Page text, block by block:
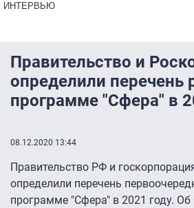
ИНТЕРВЬЮ
Правительство и
определили перечень
программе "Сфера" в
08.12.2020 13:44
Правительство РФ и
определили перечень
программе "Сфера" в 2021 году. Об